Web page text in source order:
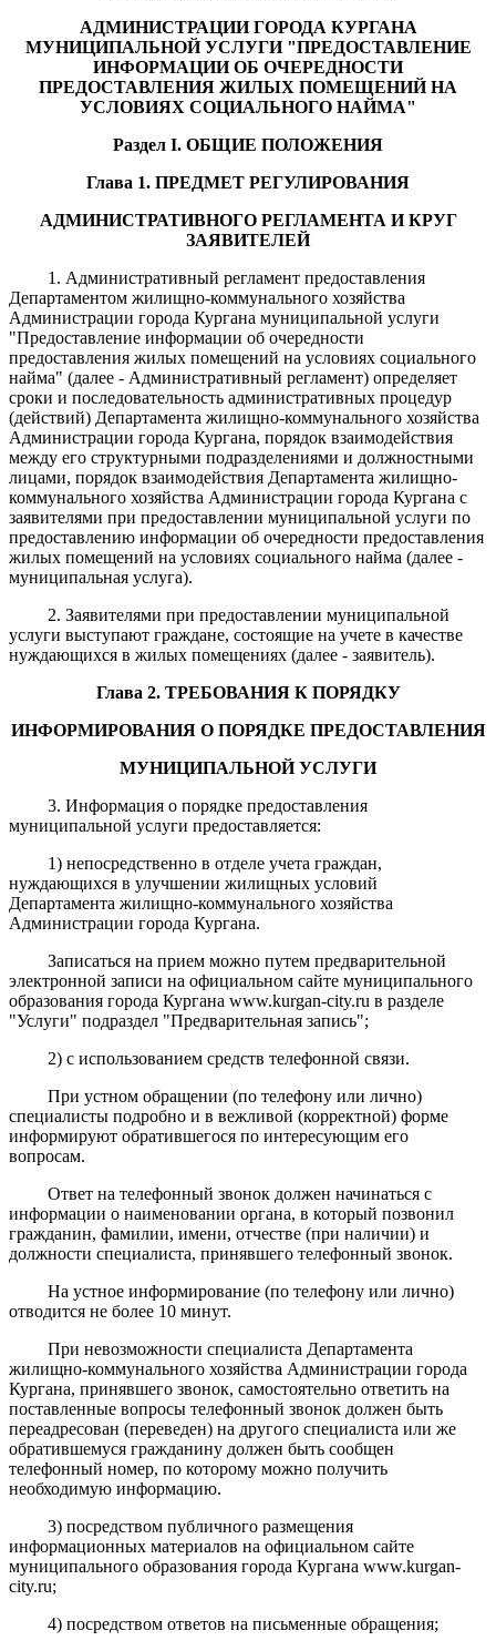
АДМИНИСТРАЦИИ ГОРОДА КУРГАНА
МУНИЦИПАЛЬНОЙ УСЛУГИ "ПРЕДОСТАВЛЕНИЕ
ИНФОРМАЦИИ ОБ ОЧЕРЕДНОСТИ
ПРЕДОСТАВЛЕНИЯ ЖИЛЫХ ПОМЕЩЕНИЙ НА
УСЛОВИЯХ СОЦИАЛЬНОГО НАЙМА"
Раздел I. ОБЩИЕ ПОЛОЖЕНИЯ
Глава 1. ПРЕДМЕТ РЕГУЛИРОВАНИЯ
АДМИНИСТРАТИВНОГО РЕГЛАМЕНТА И КРУГ
ЗАЯВИТЕЛЕЙ
1. Административный регламент предоставления
Департаментом жилищно-коммунального хозяйства
Администрации города Кургана муниципальной услуги
"Предоставление информации об очередности
предоставления жилых помещений на условиях социального
найма" (далее - Административный регламент) определяет
сроки и последовательность административных процедур
(действий) Департамента жилищно-коммунального хозяйства
Администрации города Кургана, порядок взаимодействия
между его структурными подразделениями и должностными
лицами, порядок взаимодействия Департамента жилищно-
коммунального хозяйства Администрации города Кургана с
заявителями при предоставлении муниципальной услуги по
предоставлению информации об очередности предоставления
жилых помещений на условиях социального найма (далее -
муниципальная услуга).
2. Заявителями при предоставлении муниципальной
услуги выступают граждане, состоящие на учете в качестве
нуждающихся в жилых помещениях (далее - заявитель).
Глава 2. ТРЕБОВАНИЯ К ПОРЯДКУ
ИНФОРМИРОВАНИЯ О ПОРЯДКЕ ПРЕДОСТАВЛЕНИЯ
МУНИЦИПАЛЬНОЙ УСЛУГИ
3. Информация о порядке предоставления
муниципальной услуги предоставляется:
1) непосредственно в отделе учета граждан,
нуждающихся в улучшении жилищных условий
Департамента жилищно-коммунального хозяйства
Администрации города Кургана.
Записаться на прием можно путем предварительной
электронной записи на официальном сайте муниципального
образования города Кургана www.kurgan-city.ru в разделе
"Услуги" подраздел "Предварительная запись";
2) с использованием средств телефонной связи.
При устном обращении (по телефону или лично)
специалисты подробно и в вежливой (корректной) форме
информируют обратившегося по интересующим его
вопросам.
Ответ на телефонный звонок должен начинаться с
информации о наименовании органа, в который позвонил
гражданин, фамилии, имени, отчестве (при наличии) и
должности специалиста, принявшего телефонный звонок.
На устное информирование (по телефону или лично)
отводится не более 10 минут.
При невозможности специалиста Департамента
жилищно-коммунального хозяйства Администрации города
Кургана, принявшего звонок, самостоятельно ответить на
поставленные вопросы телефонный звонок должен быть
переадресован (переведен) на другого специалиста или же
обратившемуся гражданину должен быть сообщен
телефонный номер, по которому можно получить
необходимую информацию.
3) посредством публичного размещения
информационных материалов на официальном сайте
муниципального образования города Кургана www.kurgan-
city.ru;
4) посредством ответов на письменные обращения;